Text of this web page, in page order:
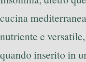
cucina
nutriente e
quando inserito in